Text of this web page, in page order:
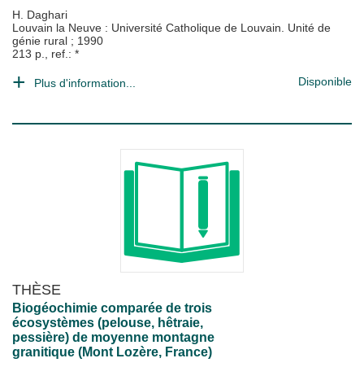
H. Daghari
Louvain la Neuve : Université Catholique de Louvain. Unité de
génie rural ; 1990
213 p., ref.: *
Plus d'information... Disponible
THÈSE
Biogéochimie comparée de trois
écosystèmes (pelouse, hêtraie,
pessière) de moyenne montagne
granitique (Mont Lozère, France)